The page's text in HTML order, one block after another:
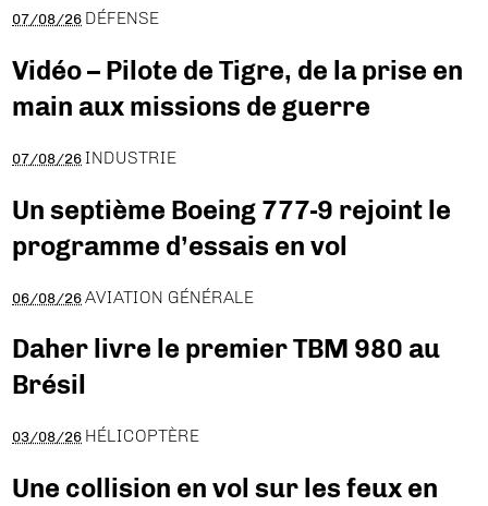
07/08/26 DÉFENSE
Vidéo – Pilote de Tigre, de la prise en
main aux missions de guerre
07/08/26 INDUSTRIE
Un septième Boeing 777-9 rejoint le
programme d’essais en vol
06/08/26 AVIATION GÉNÉRALE
Daher livre le premier TBM 980 au
Brésil
03/08/26 HÉLICOPTÈRE
Une collision en vol sur les feux en